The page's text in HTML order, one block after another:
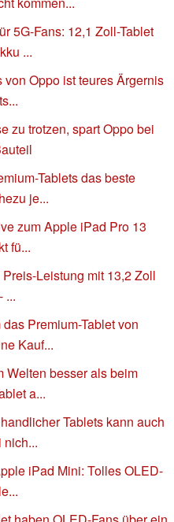
wie ein
kommen...
5G-Fans: 12,1 Zoll-Tablet
...
Oppo ist teures Ärgernis
zu trotzen, spart Oppo bei
Tablets das beste
je...
zum Apple iPad Pro 13
Leistung mit 13,2 Zoll
Premium-Tablet von
Kauf...
Welten besser als beim
a...
Tablets kann auch